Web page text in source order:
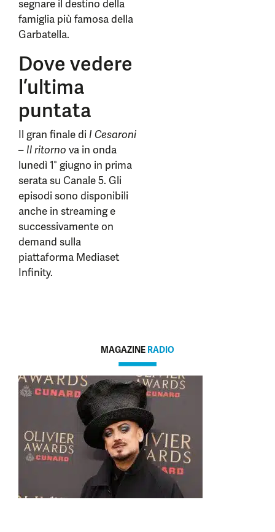
segnare il destino della
famiglia più famosa della
Garbatella.
Dove vedere
l’ultima
puntata
Il gran finale di I Cesaroni
– Il ritorno va in onda
lunedì 1° giugno in prima
serata su Canale 5. Gli
episodi sono disponibili
anche in streaming e
successivamente on
demand sulla
piattaforma Mediaset
Infinity.
MAGAZINE RADIO